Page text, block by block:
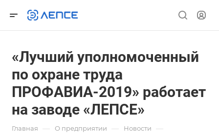
«Лучший уполномоченный
по охране труда
ПРОФАВИА-2019» работает
на заводе «ЛЕПСЕ»
Главная — О предприятии — Новости —